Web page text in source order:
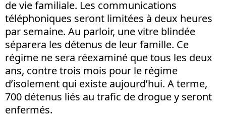
de vie familiale. Les communications
téléphoniques seront limitées à deux heures
par semaine. Au parloir, une vitre blindée
séparera les détenus de leur famille. Ce
régime ne sera réexaminé que tous les deux
ans, contre trois mois pour le régime
d’isolement qui existe aujourd’hui. A terme,
700 détenus liés au trafic de drogue y seront
enfermés.